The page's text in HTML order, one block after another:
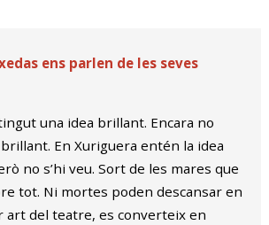
ens parlen de les seves
una idea brillant. Encara no
En Xuriguera entén la idea
no s’hi veu. Sort de les mares que
tot. Ni mortes poden descansar en
art del teatre, es converteix en